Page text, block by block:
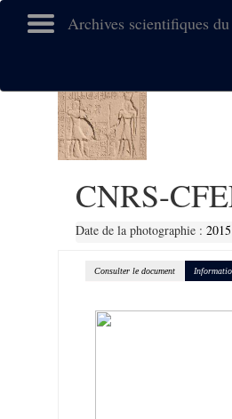
Archives scientifiques
CNRS-
Date de la photographie : 2015
Consulter le document